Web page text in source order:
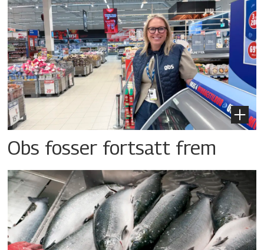
Obs fosser fortsatt frem